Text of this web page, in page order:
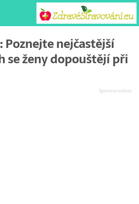
Poznejte nejčastější
se ženy dopouštějí při